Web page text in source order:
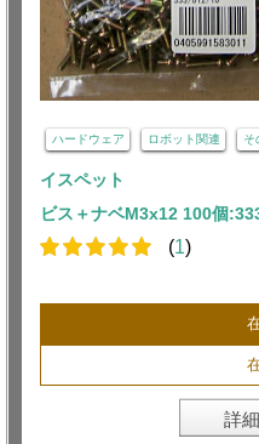
ハードウェア ロボット関連 そ
イスペット
ビス＋ナベM3x12 100個
(1)
詳